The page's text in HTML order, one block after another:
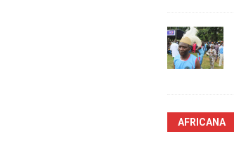
AFRICANA